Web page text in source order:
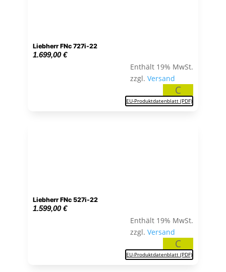
Liebherr FNc 727i-22
1.699,00€
Enthält 19% MwSt.
zzgl.Versand
C
EU-Produktdatenblatt (PDF)
Liebherr FNc 527i-22
1.599,00€
Enthält 19% MwSt.
zzgl.Versand
C
EU-Produktdatenblatt (PDF)